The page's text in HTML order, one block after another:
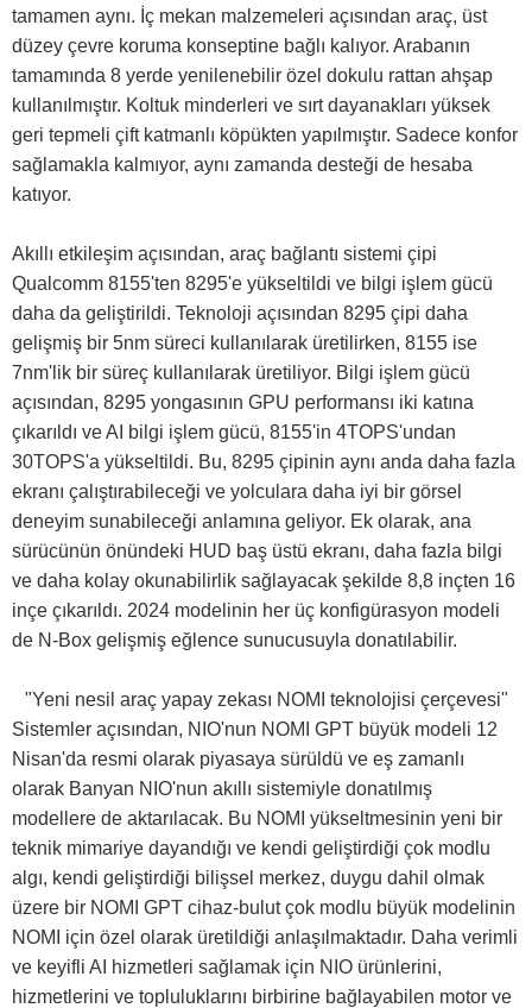
tamamen aynı. İç mekan malzemeleri açısından araç, üst
düzey çevre koruma konseptine bağlı kalıyor. Arabanın
tamamında 8 yerde yenilenebilir özel dokulu rattan ahşap
kullanılmıştır. Koltuk minderleri ve sırt dayanakları yüksek
geri tepmeli çift katmanlı köpükten yapılmıştır. Sadece konfor
sağlamakla kalmıyor, aynı zamanda desteği de hesaba
katıyor.
Akıllı etkileşim açısından, araç bağlantı sistemi çipi
Qualcomm 8155'ten 8295'e yükseltildi ve bilgi işlem gücü
daha da geliştirildi. Teknoloji açısından 8295 çipi daha
gelişmiş bir 5nm süreci kullanılarak üretilirken, 8155 ise
7nm'lik bir süreç kullanılarak üretiliyor. Bilgi işlem gücü
açısından, 8295 yongasının GPU performansı iki katına
çıkarıldı ve AI bilgi işlem gücü, 8155'in 4TOPS'undan
30TOPS'a yükseltildi. Bu, 8295 çipinin aynı anda daha fazla
ekranı çalıştırabileceği ve yolculara daha iyi bir görsel
deneyim sunabileceği anlamına geliyor. Ek olarak, ana
sürücünün önündeki HUD baş üstü ekranı, daha fazla bilgi
ve daha kolay okunabilirlik sağlayacak şekilde 8,8 inçten 16
inçe çıkarıldı. 2024 modelinin her üç konfigürasyon modeli
de N-Box gelişmiş eğlence sunucusuyla donatılabilir.
"Yeni nesil araç yapay zekası NOMI teknolojisi çerçevesi"
Sistemler açısından, NIO'nun NOMI GPT büyük modeli 12
Nisan'da resmi olarak piyasaya sürüldü ve eş zamanlı
olarak Banyan NIO'nun akıllı sistemiyle donatılmış
modellere de aktarılacak. Bu NOMI yükseltmesinin yeni bir
teknik mimariye dayandığı ve kendi geliştirdiği çok modlu
algı, kendi geliştirdiği bilişsel merkez, duygu dahil olmak
üzere bir NOMI GPT cihaz-bulut çok modlu büyük modelinin
NOMI için özel olarak üretildiği anlaşılmaktadır. Daha verimli
ve keyifli AI hizmetleri sağlamak için NIO ürünlerini,
hizmetlerini ve topluluklarını birbirine bağlayabilen motor ve